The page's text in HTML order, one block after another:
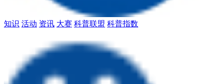
知识 活动 资讯 大赛 科普联盟 科普指数